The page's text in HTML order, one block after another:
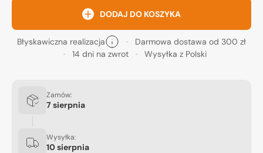
DODAJ DO KOSZYKA
Błyskawiczna realizacja
Darmowa dostawa od 300 zł
14 dni na zwrot
Wysyłka z Polski
Zamów:
7 sierpnia
Wysyłka:
10 sierpnia